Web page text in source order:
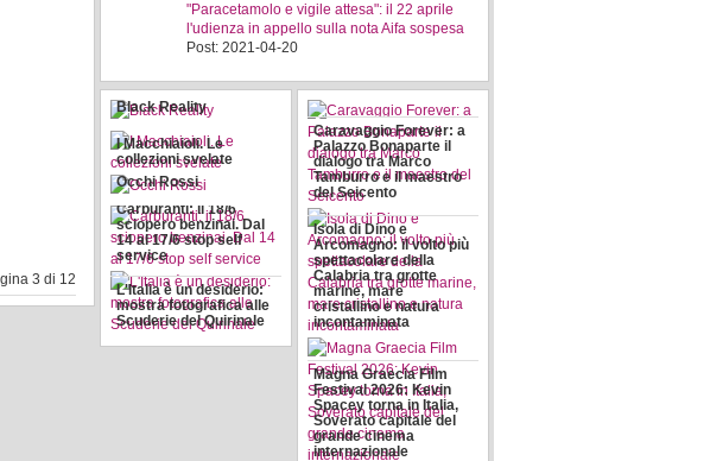
3 di 12
"Paracetamolo e vigile attesa": il 22 aprile
l'udienza in appello sulla nota Aifa sospesa
Post: 2021-04-20
Black Reality
I Macchiaioli. Le
collezioni svelate
Occhi Rossi
Carburanti: il 18/6
sciopero benzinai. Dal
14 al 17/6 stop self
service
L'Italia è un desiderio:
mostra fotografica alle
Scuderie del Quirinale
Caravaggio Forever: a
Palazzo Bonaparte il
dialogo tra Marco
Tamburro e il maestro
del Seicento
Isola di Dino e
Arcomagno: il volto più
spettacolare della
Calabria tra grotte
marine, mare
cristallino e natura
incontaminata
Magna Graecia Film
Festival 2026: Kevin
Spacey torna in Italia,
Soverato capitale del
grande cinema
internazionale